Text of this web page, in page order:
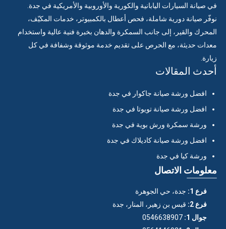
في صيانة السيارات اليابانية والكورية والأوروبية والأمريكية في جدة.
نوفّر صيانة دورية شاملة، فحص أعطال بالكمبيوتر، خدمات المكيّف،
المحرك والقير، إلى جانب السمكرة والدهان بخبرة فنية عالية واستخدام
معدات حديثة، مع الحرص على تقديم خدمة موثوقة وشفافة في كل
زيارة.
أحدث المقالات
افضل ورشة صيانة جاكوار في جدة
افضل ورشة صيانة تويوتا في جدة
ورشة سمكرة ورش بوية في جدة
افضل ورشة صيانة كاديلاك في جدة
ورشة كيا في جدة
معلومات الاتصال
فرع 1:
جدة، حي الجوهرة
فرع 2:
قيس بن زهير، المنار، جدة
جوال 1:
0546638907